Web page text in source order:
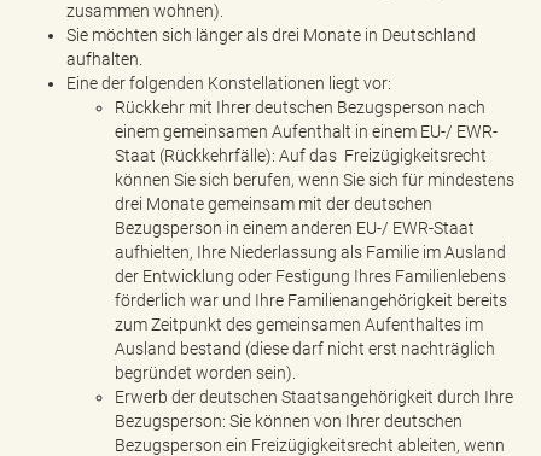
zusammen wohnen).
Sie möchten sich länger als drei Monate in Deutschland
aufhalten.
Eine der folgenden Konstellationen liegt vor:
Rückkehr mit Ihrer deutschen Bezugsperson nach
einem gemeinsamen Aufenthalt in einem EU-/ EWR-
Staat (Rückkehrfälle): Auf das Freizügigkeitsrecht
können Sie sich berufen, wenn Sie sich für mindestens
drei Monate gemeinsam mit der deutschen
Bezugsperson in einem anderen EU-/ EWR-Staat
aufhielten, Ihre Niederlassung als Familie im Ausland
der Entwicklung oder Festigung Ihres Familienlebens
förderlich war und Ihre Familienangehörigkeit bereits
zum Zeitpunkt des gemeinsamen Aufenthaltes im
Ausland bestand (diese darf nicht erst nachträglich
begründet worden sein).
Erwerb der deutschen Staatsangehörigkeit durch Ihre
Bezugsperson: Sie können von Ihrer deutschen
Bezugsperson ein Freizügigkeitsrecht ableiten, wenn